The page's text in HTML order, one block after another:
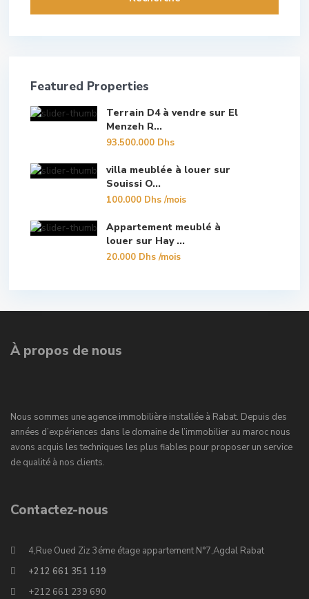
Featured Properties
Terrain D4 à vendre sur El
Menzeh R...
93.500.000 Dhs
villa meublée à louer sur
Souissi O...
100.000 Dhs/mois
Appartement meublé à
louer sur Hay ...
20.000 Dhs/mois
À propos de nous
Nous sommes une agence immobilière installée à Rabat. Depuis des
années d’expériences dans le domaine de l’immobilier au maroc nous
avons acquis les techniques les plus fiables pour proposer un service
de qualité à nos clients.
Contactez-nous
4,Rue Oued Ziz 3éme étage appartement N°7,Agdal Rabat
+212 661 351 119
+212 661 239 690